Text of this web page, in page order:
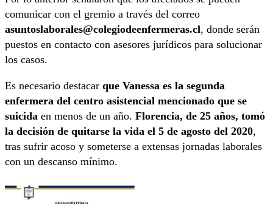
comunicar con el gremio a través del correo
asuntoslaborales@colegiodeenfermeras.cl, donde serán
puestos en contacto con asesores jurídicos para solucionar
los casos.
Es necesario destacar que Vanessa es la segunda
enfermera del centro asistencial mencionado que se
suicida en menos de un año. Florencia, de 25 años, tomó
la decisión de quitarse la vida el 5 de agosto del 2020,
tras sufrir acoso y someterse a extensas jornadas laborales
con un descanso mínimo.